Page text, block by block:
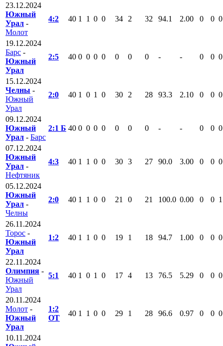
23.12.2024
Южный
Урал -
Молот
4:2 40 1 1 0 0 34 2 32 94.1 2.00 0 0 0
19.12.2024
Барс -
Южный
Урал
2:5 40 0 0 0 0 0 0 0 - - 0 0 0
15.12.2024
Челны -
Южный
Урал
2:0 40 1 0 1 0 30 2 28 93.3 2.10 0 0 0
09.12.2024
Южный
Урал - Барс
2:1 Б 40 0 0 0 0 0 0 0 - - 0 0 0
07.12.2024
Южный
Урал -
Нефтяник
4:3 40 1 1 0 0 30 3 27 90.0 3.00 0 0 0
05.12.2024
Южный
Урал -
Челны
2:0 40 1 1 0 0 21 0 21 100.0 0.00 0 0 1
26.11.2024
Торос -
Южный
Урал
1:2 40 1 1 0 0 19 1 18 94.7 1.00 0 0 0
22.11.2024
Олимпия -
Южный
Урал
5:1 40 1 0 1 0 17 4 13 76.5 5.29 0 0 0
20.11.2024
Молот -
Южный
Урал
1:2
ОТ
40 1 1 0 0 29 1 28 96.6 0.97 0 0 0
10.11.2024